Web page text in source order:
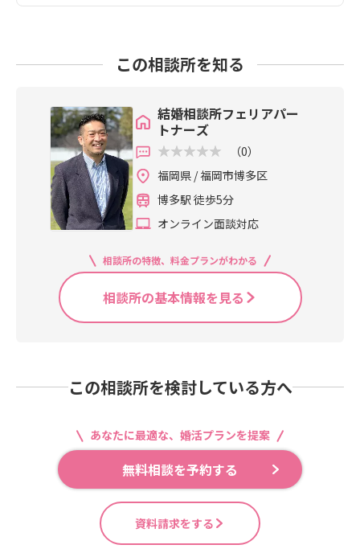
この相談所を知る
結婚相談所フェリアパー
トナーズ
（0）
福岡県 / 福岡市博多区
博多駅 徒歩5分
オンライン面談対応
相談所の特徴、料金プランがわかる
相談所の基本情報を見る
この相談所を検討している方へ
あなたに最適な、婚活プランを提案
無料相談を予約する
資料請求をする